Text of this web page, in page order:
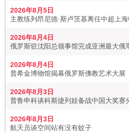
2026年8月5日
主教练列昂尼德·斯卢茨基离任中超上
2026年8月4日
俄罗斯驻沈阳总领事馆完成亚洲最大俄
2026年8月4日
普希金博物馆揭幕俄罗斯佛教艺术大展
2026年8月3日
普鲁申科谈科斯捷列娃备战中国大奖赛
2026年8月3日
航天员谈空间站有没有蚊子